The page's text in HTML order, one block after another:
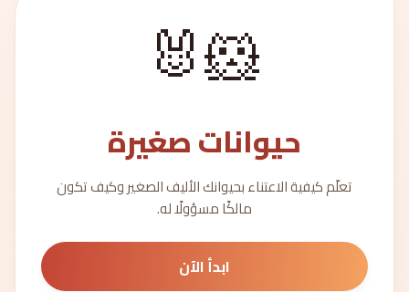
🐹🐰
حيوانات صغيرة
تعلّم كيفية الاعتناء بحيوانك الأليف الصغير وكيف تكون
مالكًا مسؤولًا له.
ابدأ الآن